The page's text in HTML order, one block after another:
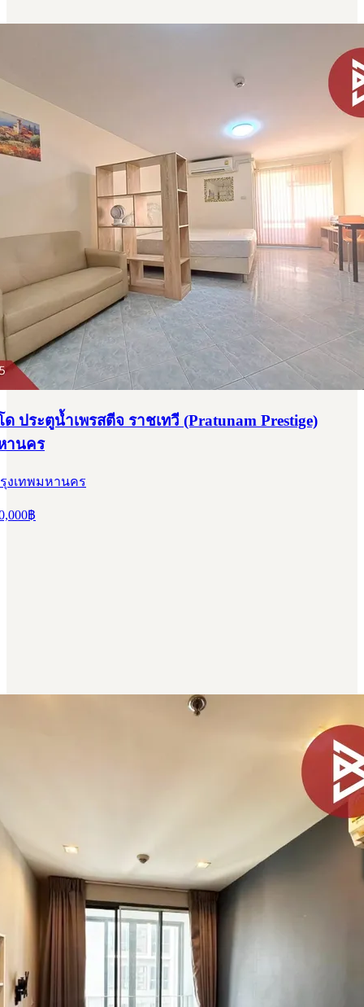
ประตูน้ำเพรสตีจ ราชเทวี (Pratunam Prestige)
านคร
งเทพมหานคร
฿